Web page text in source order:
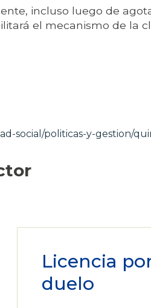
incluso luego de
el mecanismo de la
social/politicas-y-gestion/
Licencia
duelo